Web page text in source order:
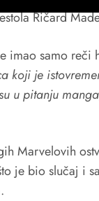
Ričard
imao samo reči
koji je
u pitanju
Marvelovih
je bio slučaj i